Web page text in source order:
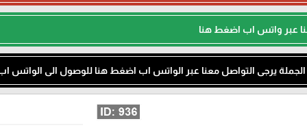
عبر واتس اب اضغط هنا
الجملة يرجى التواصل معنا عبر الواتس اب اضغط هنا للوصول الى الواتس